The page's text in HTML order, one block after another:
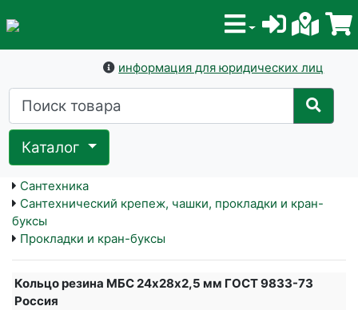
информация для юридических лиц
Каталог
Сантехника
Сантехнический крепеж, чашки, прокладки и кран-
буксы
Прокладки и кран-буксы
Кольцо резина МБС 24х28х2,5 мм ГОСТ 9833-73
Россия